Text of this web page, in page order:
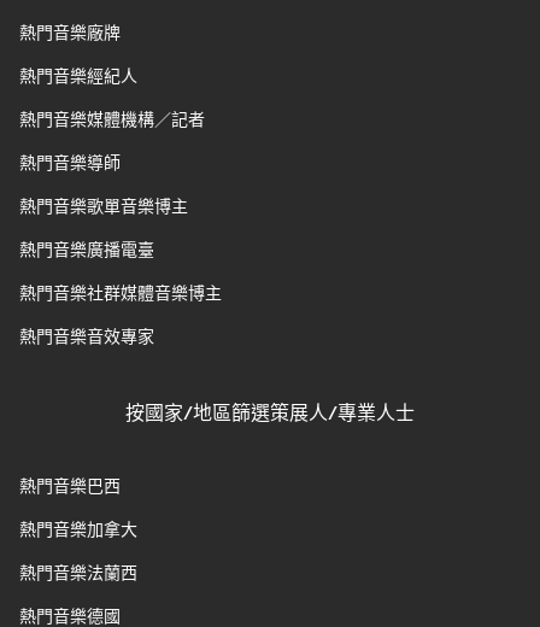
熱門音樂廠牌
熱門音樂經紀人
熱門音樂媒體機構／記者
熱門音樂導師
熱門音樂歌單音樂博主
熱門音樂廣播電臺
熱門音樂社群媒體音樂博主
熱門音樂音效專家
按國家/地區篩選策展人/專業人士
熱門音樂巴西
熱門音樂加拿大
熱門音樂法蘭西
熱門音樂德國